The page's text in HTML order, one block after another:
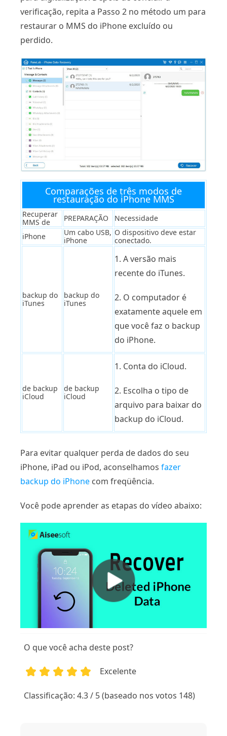
verificação, repita a Passo 2 no método um para
restaurar o MMS do iPhone excluído ou
perdido.
Comparações de três modos de
restauração do iPhone MMS
Recuperar
MMS de
PREPARAÇÃO
Necessidade
iPhone
Um cabo USB,
iPhone
O dispositivo deve estar
conectado.
backup do
iTunes
backup do
iTunes
1. A versão mais
recente do iTunes.
2. O computador é
exatamente aquele em
que você faz o backup
do iPhone.
de backup
iCloud
de backup
iCloud
1. Conta do iCloud.
2. Escolha o tipo de
arquivo para baixar do
backup do iCloud.
Para evitar qualquer perda de dados do seu
iPhone, iPad ou iPod, aconselhamos fazer
backup do iPhone com freqüência.
Você pode aprender as etapas do vídeo abaixo:
O que você acha deste post?
Excelente
Classificação: 4.3 / 5 (baseado nos votos 148)